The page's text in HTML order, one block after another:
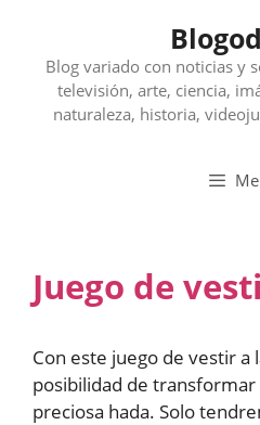
contenidoBlog variado con noticias y
televisión, arte, ciencia,
naturaleza, historia,
Juego de
Con este juego de vestir a
posibilidad de transformar
preciosa hada. Solo